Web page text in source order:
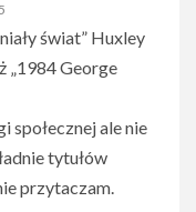
świat” Huxley
„1984 George
społecznej ale nie
tytułów
przytaczam.